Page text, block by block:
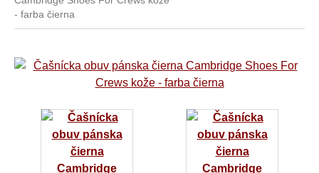
- farba čierna